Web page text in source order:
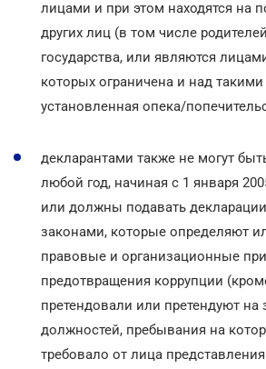
лицами и при этом находятся на
других лиц (в том числе
государства, или являются
которых ограничена и над
установленная опека/
декларантами также не могут
любой год, начиная с 1 января
или должны подавать
законами, которые определяют
правовые и организационные
предотвращения коррупции
претендовали или претендуют на
должностей, пребывания на
требовало от лица